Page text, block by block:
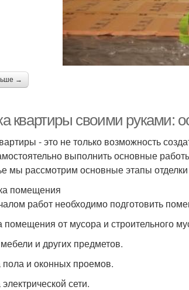
→
квартиры своими руками:
- это не только возможность
выполнить основные
мы рассмотрим основные этапы
помещения
работ необходимо подготовить
помещения от мусора и строительного
и других предметов.
и оконных проемов.
сети.